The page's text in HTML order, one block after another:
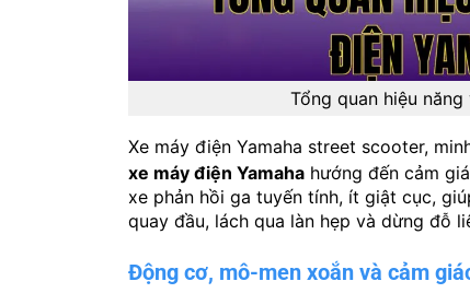
Tổng quan hiệu
Xe máy điện Yamaha street scooter,
xe máy điện Yamaha hướng đến cảm
xe phản hồi ga tuyến tính, ít giật cục,
quay đầu, lách qua làn hẹp và dừng đỗ
Động cơ, mô-men xoắn và cảm